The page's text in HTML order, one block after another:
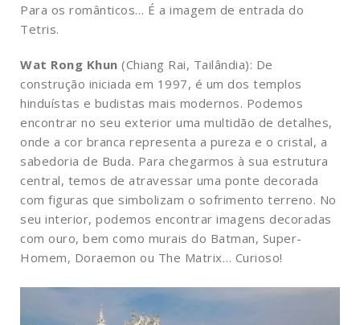
Para os românticos… É a imagem de entrada do
Tetris.
Wat Rong Khun (Chiang Rai, Tailândia): De
construção iniciada em 1997, é um dos templos
hinduístas e budistas mais modernos. Podemos
encontrar no seu exterior uma multidão de detalhes,
onde a cor branca representa a pureza e o cristal, a
sabedoria de Buda. Para chegarmos à sua estrutura
central, temos de atravessar uma ponte decorada
com figuras que simbolizam o sofrimento terreno. No
seu interior, podemos encontrar imagens decoradas
com ouro, bem como murais do Batman, Super-
Homem, Doraemon ou The Matrix… Curioso!